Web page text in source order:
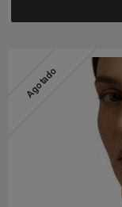
Agotado